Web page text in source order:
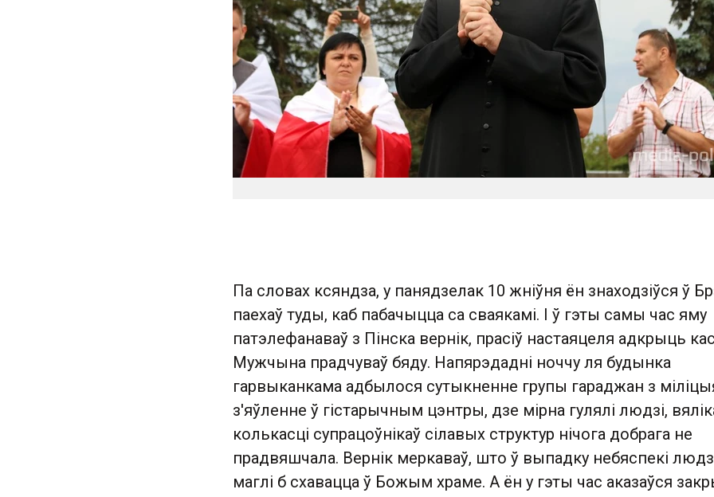
Па словах ксяндза, у панядзелак 10 жніўня ён знаходзіўся ў
паехаў туды, каб пабачыцца са сваякамі. І ў гэты самы час яму
патэлефанаваў з Пінска вернік, прасіў настаяцеля адкрыць
Мужчына прадчуваў бяду. Напярэдадні ноччу ля будынка
гарвыканкама адбылося сутыкненне групы гараджан з
з'яўленне ў гістарычным цэнтры, дзе мірна гулялі людзі,
колькасці супрацоўнікаў сілавых структур нічога добрага не
прадвяшчала. Вернік меркаваў, што ў выпадку небяспекі
маглі б схавацца ў Божым храме. А ён у гэты час аказаўся